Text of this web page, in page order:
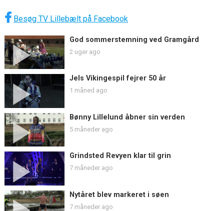
Besøg TV Lillebælt på Facebook
God sommerstemning ved Gramgård
2 uger ago
Jels Vikingespil fejrer 50 år
1 måned ago
Bønny Lillelund åbner sin verden
5 måneder ago
Grindsted Revyen klar til grin
7 måneder ago
Nytåret blev markeret i søen
7 måneder ago